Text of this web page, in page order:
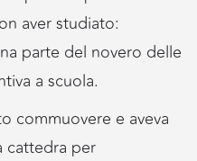
aver studiato:
parte del novero delle
a scuola.
commuovere e aveva
cattedra per